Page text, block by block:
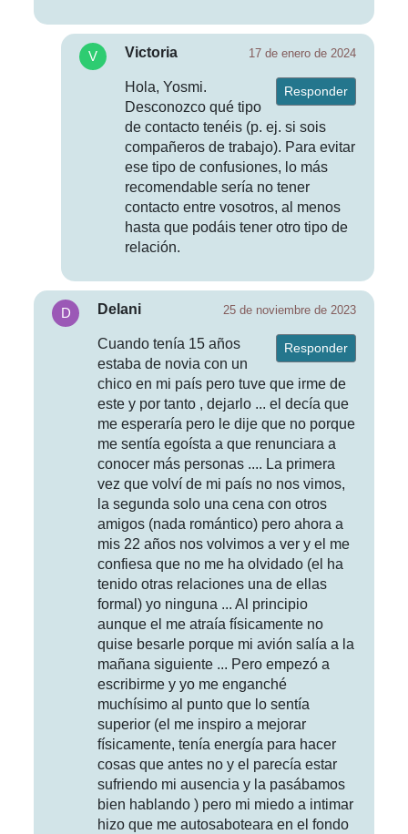
17 de enero de 2024
Victoria
Responder
Hola, Yosmi.
Desconozco qué tipo
de contacto tenéis (p. ej. si sois
compañeros de trabajo). Para evitar
ese tipo de confusiones, lo más
recomendable sería no tener
contacto entre vosotros, al menos
hasta que podáis tener otro tipo de
relación.
25 de noviembre de 2023
Delani
Responder
Cuando tenía 15 años
estaba de novia con un
chico en mi país pero tuve que irme de
este y por tanto , dejarlo ... el decía que
me esperaría pero le dije que no porque
me sentía egoísta a que renunciara a
conocer más personas .... La primera
vez que volví de mi país no nos vimos,
la segunda solo una cena con otros
amigos (nada romántico) pero ahora a
mis 22 años nos volvimos a ver y el me
confiesa que no me ha olvidado (el ha
tenido otras relaciones una de ellas
formal) yo ninguna ... Al principio
aunque el me atraía físicamente no
quise besarle porque mi avión salía a la
mañana siguiente ... Pero empezó a
escribirme y yo me enganché
muchísimo al punto que lo sentía
superior (el me inspiro a mejorar
físicamente, tenía energía para hacer
cosas que antes no y el parecía estar
sufriendo mi ausencia y la pasábamos
bien hablando ) pero mi miedo a intimar
hizo que me autosaboteara en el fondo